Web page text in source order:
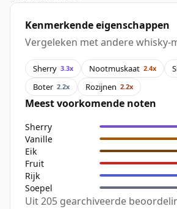
Kenmerkende eigenschappen
Vergeleken met andere whisky-
Sherry 3.3x Nootmuskaat 2.4x
Boter 2.2x Rozijnen 2.2x
Meest voorkomende noten
Sherry
Vanille
Eik
Fruit
Rijk
Soepel
Uit 205 gearchiveerde